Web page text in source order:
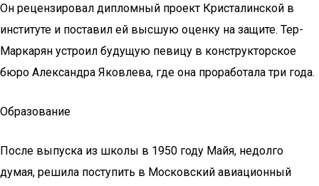
Он рецензировал дипломный проект Кристалинской в
институте и поставил ей высшую оценку на защите. Тер-
Маркарян устроил будущую певицу в конструкторское
бюро Александра Яковлева, где она проработала три года.
Образование
После выпуска из школы в 1950 году Майя, недолго
думая, решила поступить в Московский авиационный